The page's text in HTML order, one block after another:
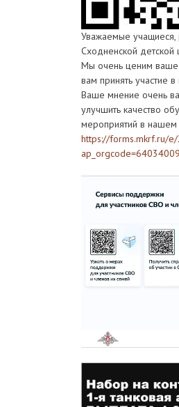
Уважаемые учащиеся,
Сходненской детской
Мы очень ценим
вам принять участие
Ваше мнение очень
улучшить качество
мероприятий в
https://forms.mkrf.ru/